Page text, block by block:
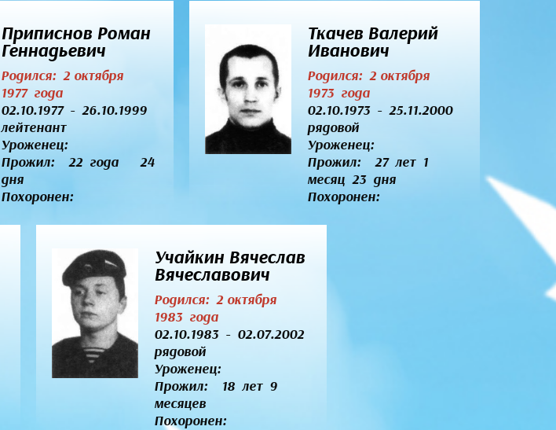
Приписнов Роман
Геннадьевич
Родился: 2 октября
1977 года
02.10.1977 - 26.10.1999
лейтенант
Уроженец:
Прожил: 22 года 24
дня
Похоронен:
Ткачев Валерий
Иванович
Родился: 2 октября
1973 года
02.10.1973 - 25.11.2000
рядовой
Уроженец:
Прожил: 27 лет 1
месяц 23 дня
Похоронен:
Учайкин Вячеслав
Вячеславович
Родился: 2 октября
1983 года
02.10.1983 - 02.07.2002
рядовой
Уроженец:
Прожил: 18 лет 9
месяцев
Похоронен: